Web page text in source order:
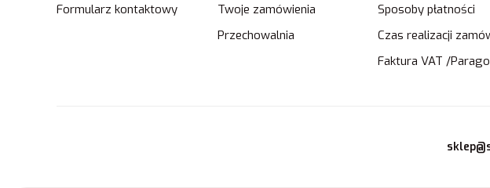
Formularz kontaktowy
Twoje zamówienia
Przechowalnia
Sposoby płatności
Czas realizacji
Faktura VAT /